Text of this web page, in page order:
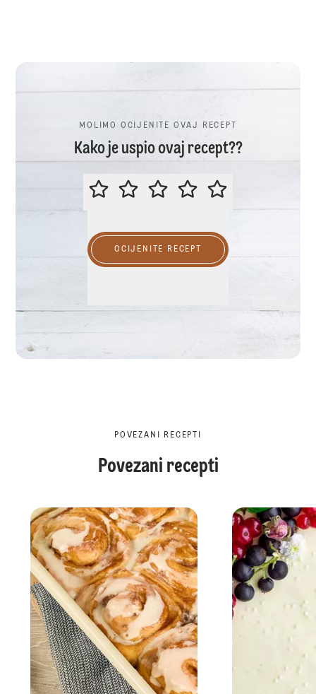
MOLIMO OCIJENITE OVAJ RECEPT
Kako je uspio ovaj recept??
MOLIMO OCIJENITE OVAJ
OCIJENITE RECEPT
POVEZANI RECEPTI
Povezani recepti